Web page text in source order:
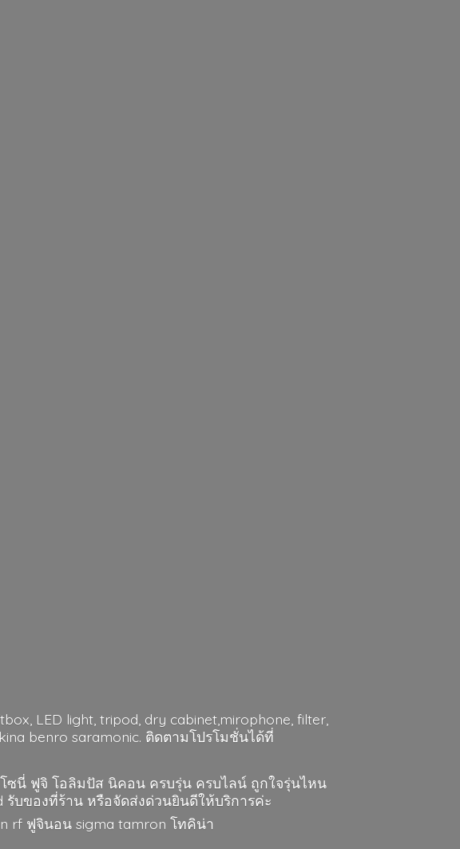
LED light, tripod, dry cabinet,mirophone, filter,
benro saramonic. ติดตามโปรโมชั่นได้ที่
ซนี่ ฟูจิ โอลิมปัส นิคอน ครบรุ่น ครบไลน์ ถูกใจรุ่นไหน
รับของที่ร้าน หรือจัดส่งด่วนยินดีให้บริการค่ะ
rf ฟูจินอน sigmatamron โทคิน่า